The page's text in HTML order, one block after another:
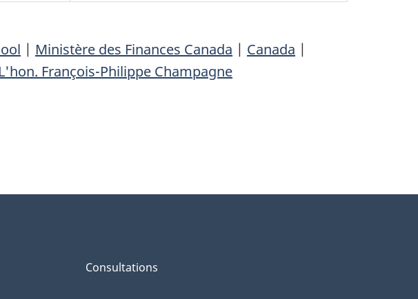
| Ministère des Finances Canada | Canada |
L'hon. François-Philippe Champagne
Consultations